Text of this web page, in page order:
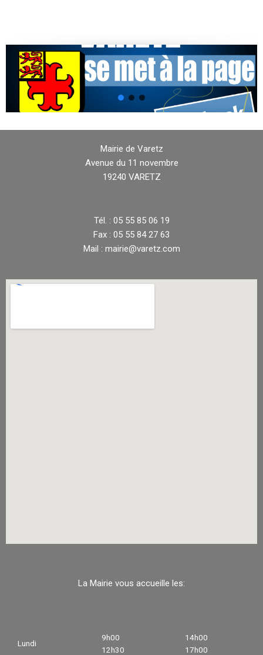
Mairie de Varetz
Avenue du 11 novembre
19240 VARETZ
Tél. : 05 55 85 06 19
Fax : 05 55 84 27 63
Mail : mairie@varetz.com
La Mairie vous accueille les:
Lundi
9h00
12h30
14h00
17h00